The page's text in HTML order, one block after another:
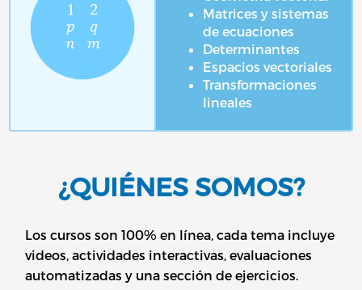
Matrices y sistemas
de ecuaciones
Determinantes
Espacios vectoriales
Transformaciones
lineales
¿QUIÉNES SOMOS?
Los cursos son 100% en línea, cada tema incluye
videos, actividades interactivas, evaluaciones
automatizadas y una sección de ejercicios.